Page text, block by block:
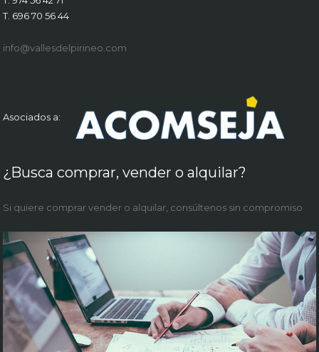
T. 696 70 56 44
info@vallesdelpirineo.com
Asociados a:
¿Busca comprar, vender o alquilar?
Si quiere comprar vender o alquilar, consúltenos sin compromiso